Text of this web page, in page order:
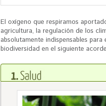
El oxígeno que respiramos
agricultura, la regulación de los
absolutamente indispensables
biodiversidad en el siguiente